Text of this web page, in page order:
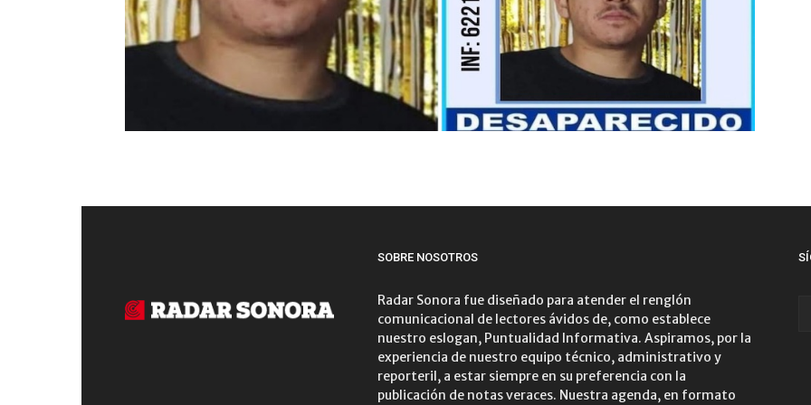
SOBRE NOSOTROS
Radar Sonora fue diseñado para atender el renglón
comunicacional de lectores ávidos de, como establece
nuestro eslogan, Puntualidad Informativa. Aspiramos, por la
experiencia de nuestro equipo técnico, administrativo y
reporteril, a estar siempre en su preferencia con la
publicación de notas veraces. Nuestra agenda, en formato